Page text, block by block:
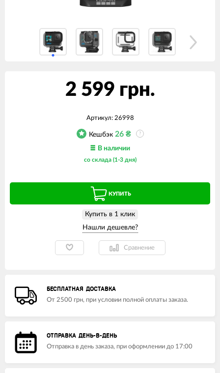
2 599 грн.
Артикул: 26998
Кешбэк 26₴ ?
В наличии
со склада (1-3 дня)
КУПИТЬ
Купить в 1 клик
Сравнение
БЕСПЛАТНАЯ ДОСТАВКА
От 2500 грн, при условии полной оплаты заказа.
ОТПРАВКА ДЕНЬ-В-ДЕНЬ
Отправка в день заказа, при оформлении до 17:00